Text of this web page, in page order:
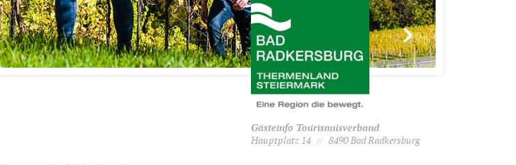
Gästeinfo Tourismusverband
Hauptplatz 14
// 8490 Bad Radkersburg